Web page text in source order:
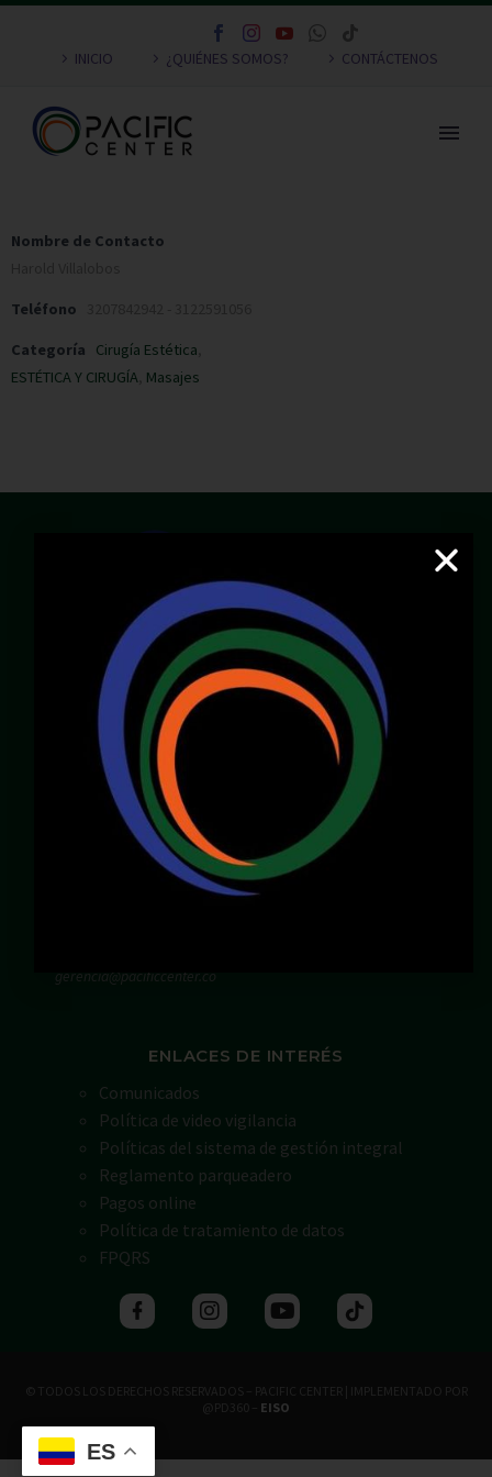
INICIO ¿QUIÉNES SOMOS? CONTÁCTENOS
Nombre de Contacto
Teléfono
Categoría Cirugía Estética
ESTÉTICA Y CIRUGÍA Masajes
servicioalcliente@pacificcenter.co
WhatsApp: 321 2609022
Dirección:
Calle 36N # 6A – 65
Zona Chipichape, Cali – Valle – Colombia
LOCALES DISPONIBLES
Chirly Gilaberth:
corporatewtccali@gmail.com
gerencia@pacificcenter.co
ENLACES DE INTERÉS
Comunicados
Política de video vigilancia
Políticas del sistema de gestión integral
Reglamento parqueadero
Pagos online
Política de tratamiento de datos
FPQRS
© TODOS LOS DERECHOS RESERVADOS – PACIFIC CENTER | IMPLEMENTADO POR
@PD360 – EISO
ES